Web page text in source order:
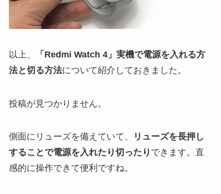
以上、
「Redmi Watch 4」実機で電源を入れる方
法と切る方法について紹介しておきました。
投稿が見つかりません。
側面にリューズを備えていて、
リューズを長押し
することで電源を入れたり切ったり できます。直
感的に操作できて便利ですね。